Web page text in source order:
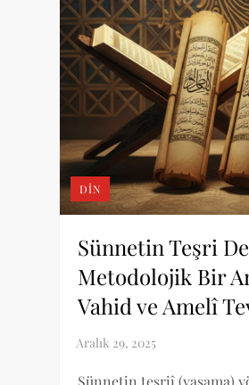
DIN
Sünnetin Teşri
Metodolojik Bir
Vahid ve Amelî
Sünnetin teşriî (yasama)